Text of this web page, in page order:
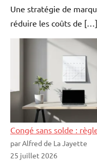
Une stratégie de
réduire les coûts de […]
Congé sans solde :
par Alfred de La Jayette
25 juillet 2026